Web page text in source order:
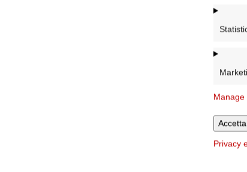
Manage
Privacy